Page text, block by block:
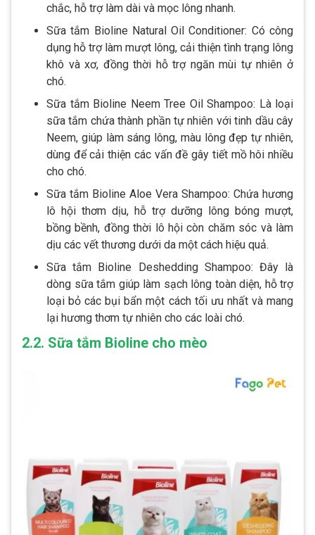
chắc, hỗ trợ làm dài và mọc lông nhanh.
Sữa tắm Bioline Natural Oil Conditioner: Có công
dụng hỗ trợ làm mượt lông, cải thiện tình trạng lông
khô và xơ, đồng thời hỗ trợ ngăn mùi tự nhiên ở
chó.
Sữa tắm Bioline Neem Tree Oil Shampoo: Là loại
sữa tắm chứa thành phần tự nhiên với tinh dầu cây
Neem, giúp làm sáng lông, màu lông đẹp tự nhiên,
dùng để cải thiện các vấn đề gây tiết mồ hôi nhiều
cho chó.
Sữa tắm Bioline Aloe Vera Shampoo: Chứa hương
lô hội thơm dịu, hỗ trợ dưỡng lông bóng mượt,
bồng bềnh, đồng thời lô hội còn chăm sóc và làm
dịu các vết thương dưới da một cách hiệu quả.
Sữa tắm Bioline Deshedding Shampoo: Đây là
dòng sữa tắm giúp làm sạch lông toàn diện, hỗ trợ
loại bỏ các bụi bẩn một cách tối ưu nhất và mang
lại hương thơm tự nhiên cho các loài chó.
2.2. Sữa tắm Bioline cho mèo